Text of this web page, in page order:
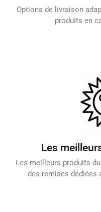
Options de livraison
produits en
Les
Les meilleurs produits
des remises dédiées